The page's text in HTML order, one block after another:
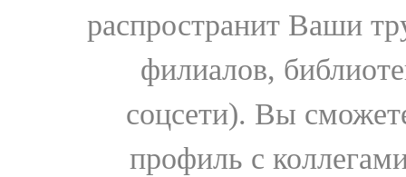
распространит Ваши
филиалов,
соцсети). Вы
профиль с